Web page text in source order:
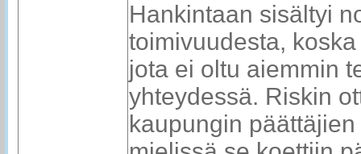
Hankintaan sisältyi
toimivuudesta,
jota ei oltu aiemmin
yhteydessä. Riskin
kaupungin